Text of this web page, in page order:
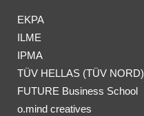
EKPA
ILME
IPMA
TÜV HELLAS (TÜV NORD)
FUTURE Business School
o.mind creatives